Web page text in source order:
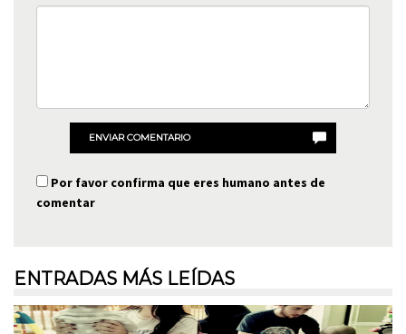
ENVIAR COMENTARIO
Por favor confirma que eres humano antes de
comentar
ENTRADAS MÁS LEÍDAS